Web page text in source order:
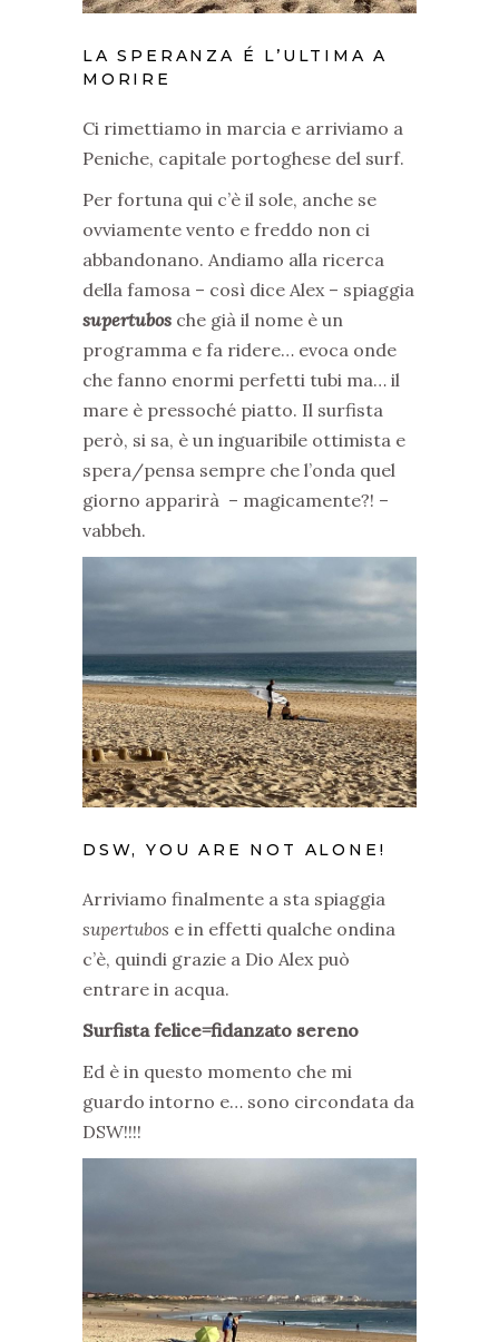
LA SPERANZA É L’ULTIMA A
MORIRE
Ci rimettiamo in marcia e arriviamo a
Peniche, capitale portoghese del surf.
Per fortuna qui c’è il sole, anche se
ovviamente vento e freddo non ci
abbandonano. Andiamo alla ricerca
della famosa – così dice Alex – spiaggia
supertubos che già il nome è un
programma e fa ridere… evoca onde
che fanno enormi perfetti tubi ma… il
mare è pressoché piatto. Il surfista
però, si sa, è un inguaribile ottimista e
spera/pensa sempre che l’onda quel
giorno apparirà – magicamente?! –
vabbeh.
DSW, YOU ARE NOT ALONE!
Arriviamo finalmente a sta spiaggia
supertubos e in effetti qualche ondina
c’è, quindi grazie a Dio Alex può
entrare in acqua.
Surfista felice=fidanzato sereno
Ed è in questo momento che mi
guardo intorno e… sono circondata da
DSW!!!!